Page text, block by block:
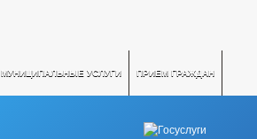
МУНИЦИПАЛЬНЫЕ УСЛУГИ ПРИЕМ ГРАЖДАН